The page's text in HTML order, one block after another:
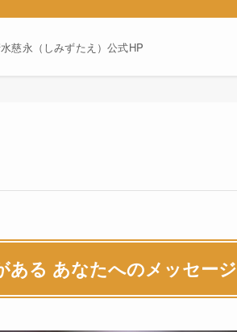
慈永（しみずたえ）公式HP
ある あなたへのメッセージ